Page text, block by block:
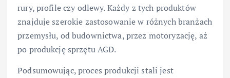
rury, profile czy odlewy. Każdy z tych produktów
znajduje szerokie zastosowanie w różnych branżach
przemysłu, od budownictwa, przez motoryzację, aż
po produkcję sprzętu AGD.
Podsumowując, proces produkcji stali jest